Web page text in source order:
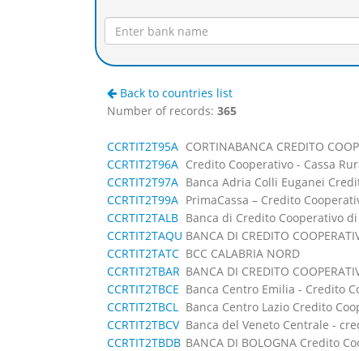
Back to countries list
Number of records: 365
CCRTIT2T95A CORTINABANCA CREDITO
CCRTIT2T96A Credito Cooperativo - Cassa
CCRTIT2T97A Banca Adria Colli Euganei
CCRTIT2T99A PrimaCassa – Credito
CCRTIT2TALB Banca di Credito Cooperativo
CCRTIT2TAQU BANCA DI CREDITO
CCRTIT2TATC BCC CALABRIA NORD
CCRTIT2TBAR BANCA DI CREDITO
CCRTIT2TBCE Banca Centro Emilia - Credito
CCRTIT2TBCL Banca Centro Lazio Credito
CCRTIT2TBCV Banca del Veneto Centrale -
CCRTIT2TBDB BANCA DI BOLOGNA Credito